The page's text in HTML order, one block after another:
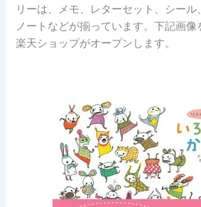
リーは、メモ、レターセット、シール
ノートなどが揃っています。下記画像
楽天ショップがオープンします。